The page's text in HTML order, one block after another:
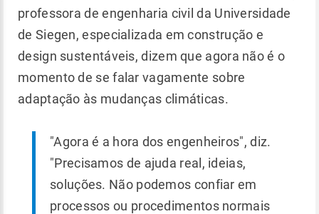
professora de engenharia civil da ​Universidade
de Siegen, especializada em construção e
design sustentáveis, dizem que agora não é o
momento de se falar vagamente sobre
adaptação às mudanças climáticas.
"Agora é a hora dos engenheiros", diz.
"Precisamos de ajuda real, ideias,
soluções. Não podemos confiar em
processos ou procedimentos normais